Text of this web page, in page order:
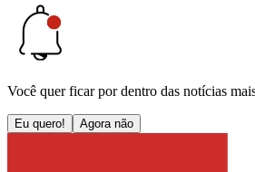
Você quer ficar por dentro das notícias
Eu quero! Agora não